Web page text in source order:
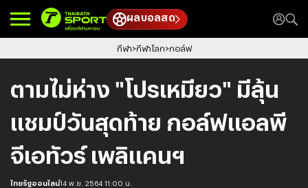
ผลบอลสด
กีฬา กีฬาโลก กอล์ฟ
ตามไม่ห่าง "โปรเหมียว" มีลุ้น
แชมป์วันสุดท้าย กอล์ฟแอลพี
จีเอทัวร์ เพลิแคนฯ
ไทยรัฐออนไลน์14 พ.ย. 2564 11:00 น.